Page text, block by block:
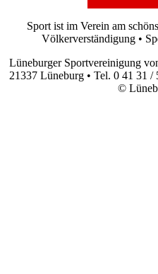
Sport ist im Verein am
Völkerverständigung •
Lüneburger Sportvereinigung
21337 Lüneburg • Tel. 0 41 31 /
©